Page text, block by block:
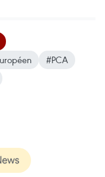
#PCA